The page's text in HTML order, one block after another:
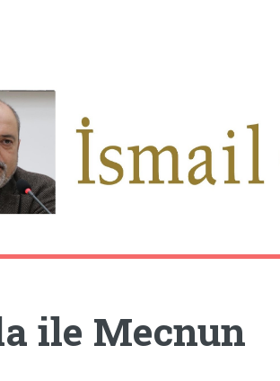
ile Mecnun